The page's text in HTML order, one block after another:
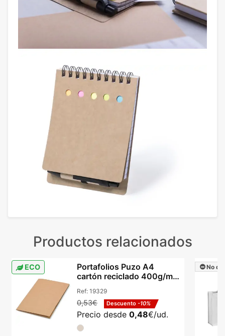
Productos relacionados
ECO
Portafolios Puzo A4
cartón reciclado 400g/m²
Ref: 19329
0,53€ Descuento -10%
Precio desde 0,48€/ud.
No